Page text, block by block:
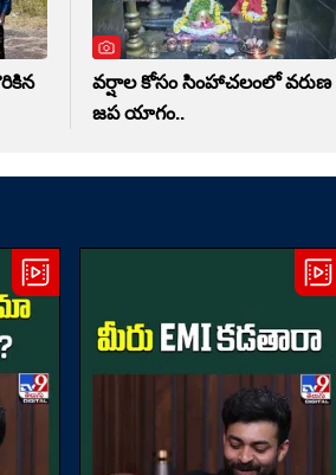
వర్షాల కోసం సింహాచలంలో వరుణ
జప యాగం..